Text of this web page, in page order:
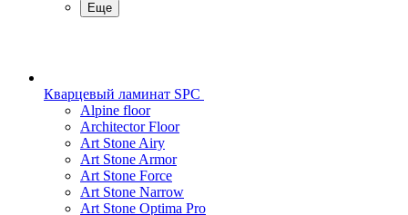
Еще
Кварцевый ламинат SPC
Alpine floor
Architector Floor
Art Stone Airy
Art Stone Armor
Art Stone Force
Art Stone Narrow
Art Stone Optima Pro